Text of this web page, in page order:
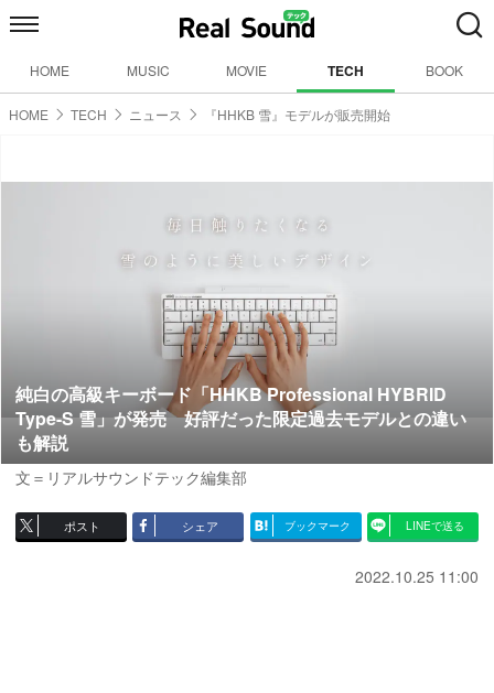
HOME MUSIC MOVIE TECH BOOK
HOME TECH ニュース 『HHKB 雪』モデルが販売開始
純白の高級キーボード「HHKB Professional HYBRID
Type-S 雪」が発売 好評だった限定過去モデルとの違い
も解説
文＝リアルサウンドテック編集部
ポスト シェア ブックマーク LINEで送る
2022.10.25 11:00